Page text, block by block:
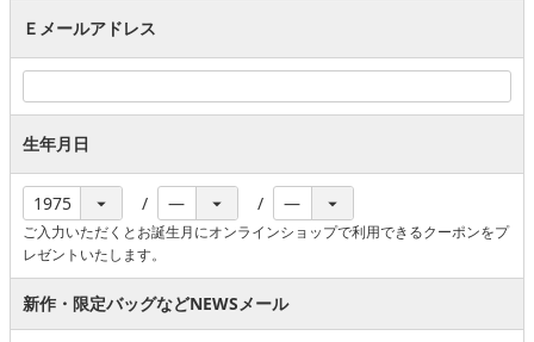
Ｅメールアドレス
生年月日
ご入力いただくとお誕生月にオンラインショップで利用できるクーポンをプ
レゼントいたします。
新作・限定バッグなどNEWSメール